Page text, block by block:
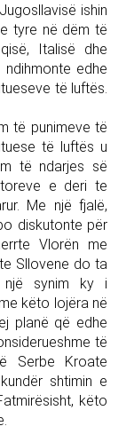
ishin
tyre në dëm të
Italisë dhe
edhe
të luftës.
të punimeve të
të luftës u
të ndarjes së
e deri te
Me një fjalë,
diskutonte për
Vlorën me
Sllovene do ta
një synim ky i
këto lojëra në
planë që edhe
të
Serbe Kroate
shtimin e
këto